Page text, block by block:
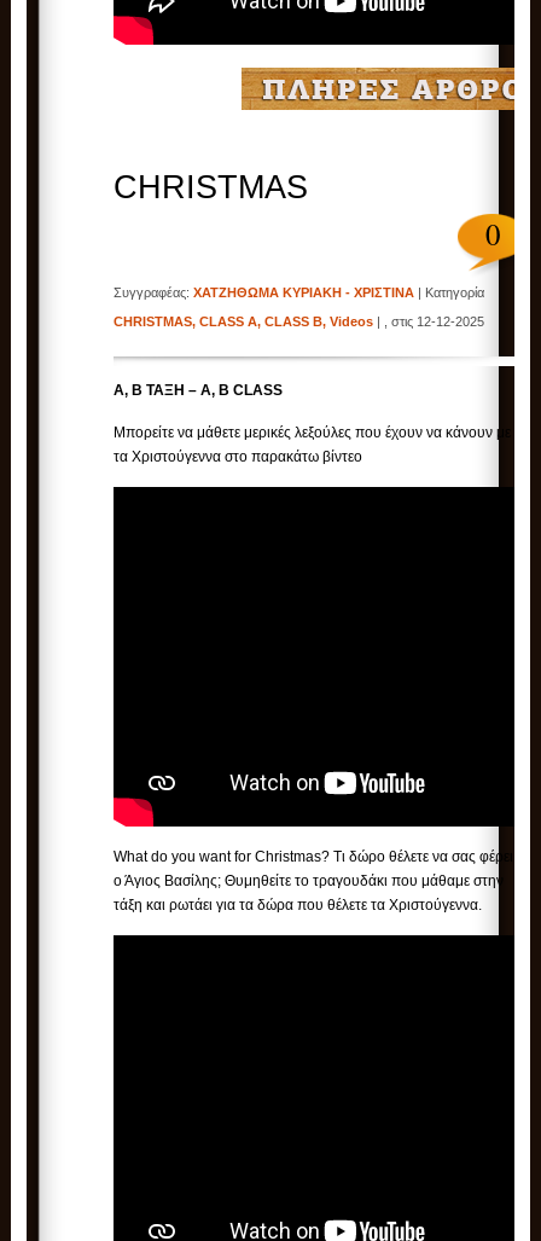
CHRISTMAS
0
Συγγραφέας:ΧΑΤΖΗΘΩΜΑ ΚΥΡΙΑΚΗ - ΧΡΙΣΤΙΝΑ | Κατηγορία
CHRISTMAS,CLASS A,CLASS B,Videos | , στις 12-12-2025
Α, B ΤΑΞΗ – A, B CLASS
Μπορείτε να μάθετε μερικές λεξούλες που έχουν να κάνουν με
τα Χριστούγεννα στο παρακάτω βίντεο
What do you want for Christmas? Τι δώρο θέλετε να σας φέρει
ο Άγιος Βασίλης; Θυμηθείτε το τραγουδάκι που μάθαμε στην
τάξη και ρωτάει για τα δώρα που θέλετε τα Χριστούγεννα.